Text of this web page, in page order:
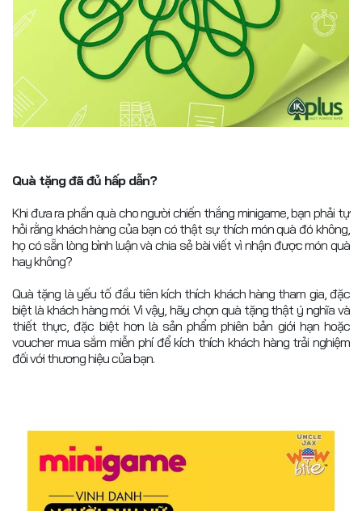
Quà tặng đã đủ hấp dẫn?
Khi đưa ra phần quà cho người chiến thắng minigame, bạn phải tự
hỏi rằng khách hàng của bạn có thật sự thích món quà đó không,
họ có sẵn lòng bình luận và chia sẻ bài viết vì nhận được món quà
hay không?
Quà tặng là yếu tố đầu tiên kích thích khách hàng tham gia, đặc
biệt là khách hàng mới. Vì vậy, hãy chọn quà tặng thật ý nghĩa và
thiết thực, đặc biệt hơn là sản phẩm phiên bản giới hạn hoặc
voucher mua sắm miễn phí để kích thích khách hàng trải nghiệm
đối với thương hiệu của bạn.